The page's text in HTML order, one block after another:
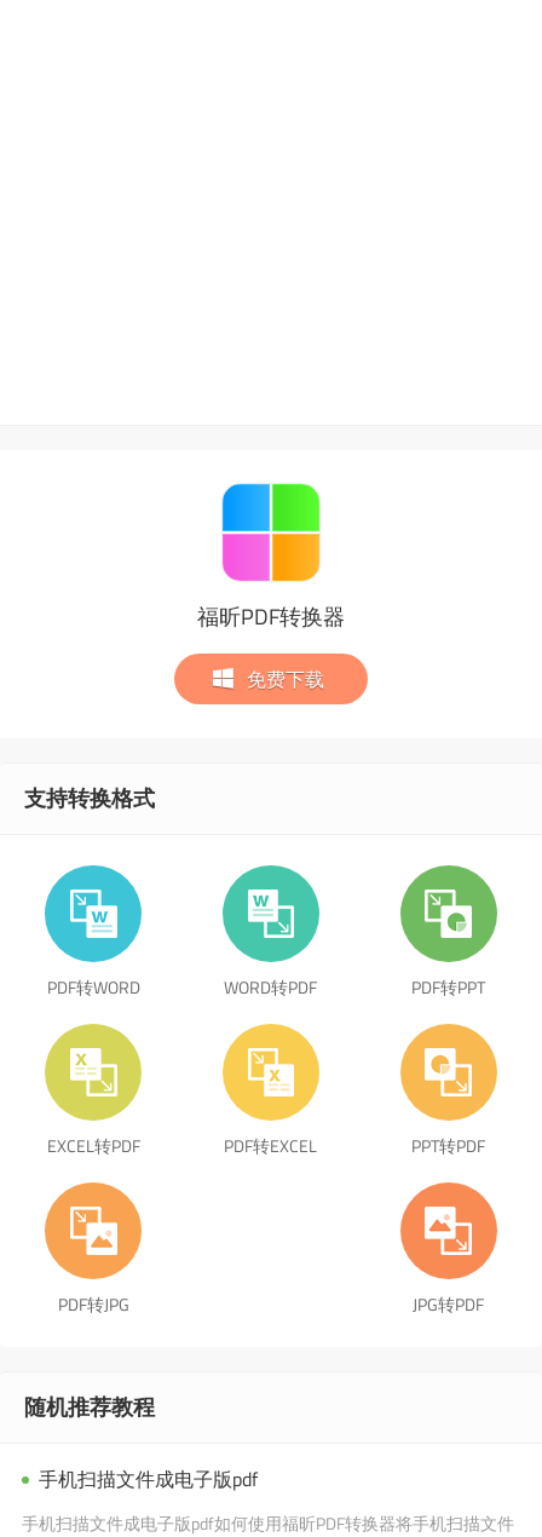
福昕PDF转换器
免费下载
支持转换格式
PDF转WORD WORD转PDF PDF转PPT
EXCEL转PDF PDF转EXCEL PPT转PDF
PDF转JPG JPG转PDF
随机推荐教程
手机扫描文件成电子版pdf
手机扫描文件成电子版pdf如何使用福昕PDF转换器将手机扫描文件